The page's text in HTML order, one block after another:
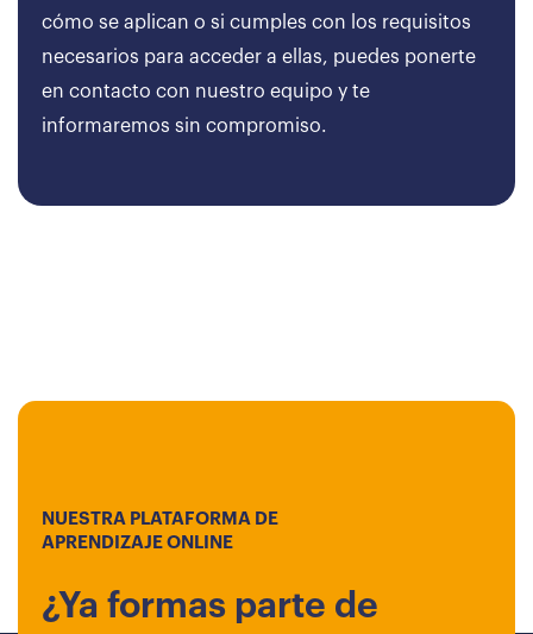
cómo se aplican o si cumples con los requisitos
necesarios para acceder a ellas, puedes ponerte
en contacto con nuestro equipo y te
informaremos sin compromiso.
NUESTRA PLATAFORMA DE
APRENDIZAJE ONLINE
¿Ya formas parte de